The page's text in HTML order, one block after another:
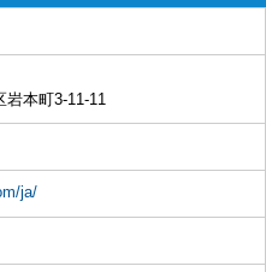
岩本町3-11-11
ja/